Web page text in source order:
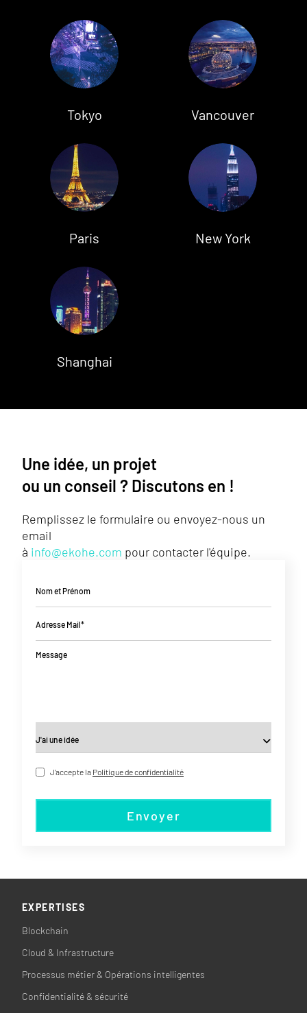
Tokyo Vancouver
Paris New York
Shanghai
Une idée, un projet
ou un conseil ? Discutons en !
Remplissez le formulaire ou envoyez-nous un
email
à info@ekohe.com pour contacter l'équipe.
Nom et Prénom
Adresse Mail*
Message
J'accepte la Politique de confidentialité
Envoyer
EXPERTISES
Blockchain
Cloud & Infrastructure
Processus métier & Opérations intelligentes
Confidentialité & sécurité